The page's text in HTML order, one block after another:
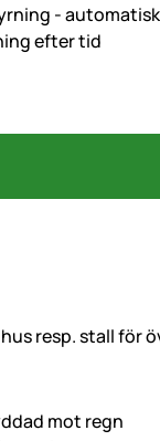
-
efter tid
resp. stall för
mot regn